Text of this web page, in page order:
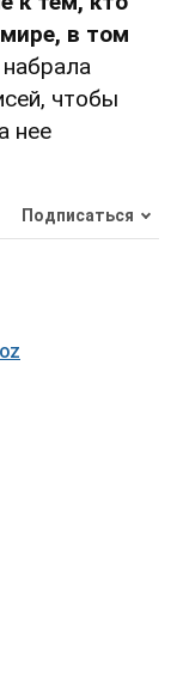
в том
чтобы
нее
Подписаться